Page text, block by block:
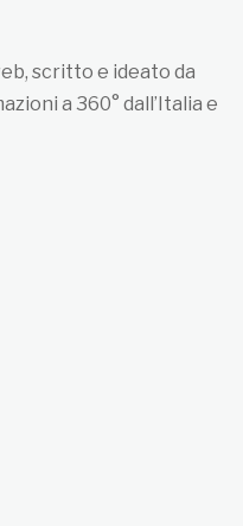
scritto e ideato da
a 360° dall’Italia e